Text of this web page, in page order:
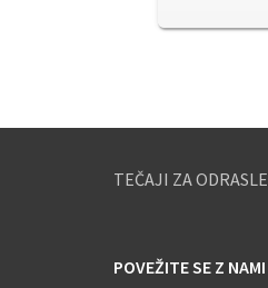
TEČAJI ZA ODRASLE
POVEŽITE SE Z NAMI